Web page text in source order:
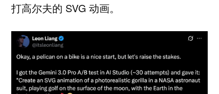
打高尔夫的 SVG 动画。